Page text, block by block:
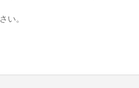
い。